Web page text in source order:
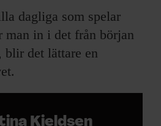
dagliga som spelar
in i det från början
blir det lättare en
Kjeldsen